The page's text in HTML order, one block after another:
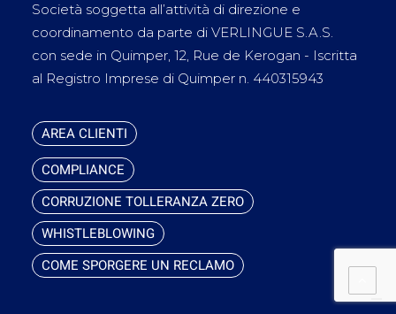
Società soggetta all’attività di direzione e
coordinamento da parte di VERLINGUE S.A.S.
con sede in Quimper, 12, Rue de Kerogan - Iscritta
al Registro Imprese di Quimper n. 440315943
AREA CLIENTI
COMPLIANCE
CORRUZIONE TOLLERANZA ZERO
WHISTLEBLOWING
COME SPORGERE UN RECLAMO